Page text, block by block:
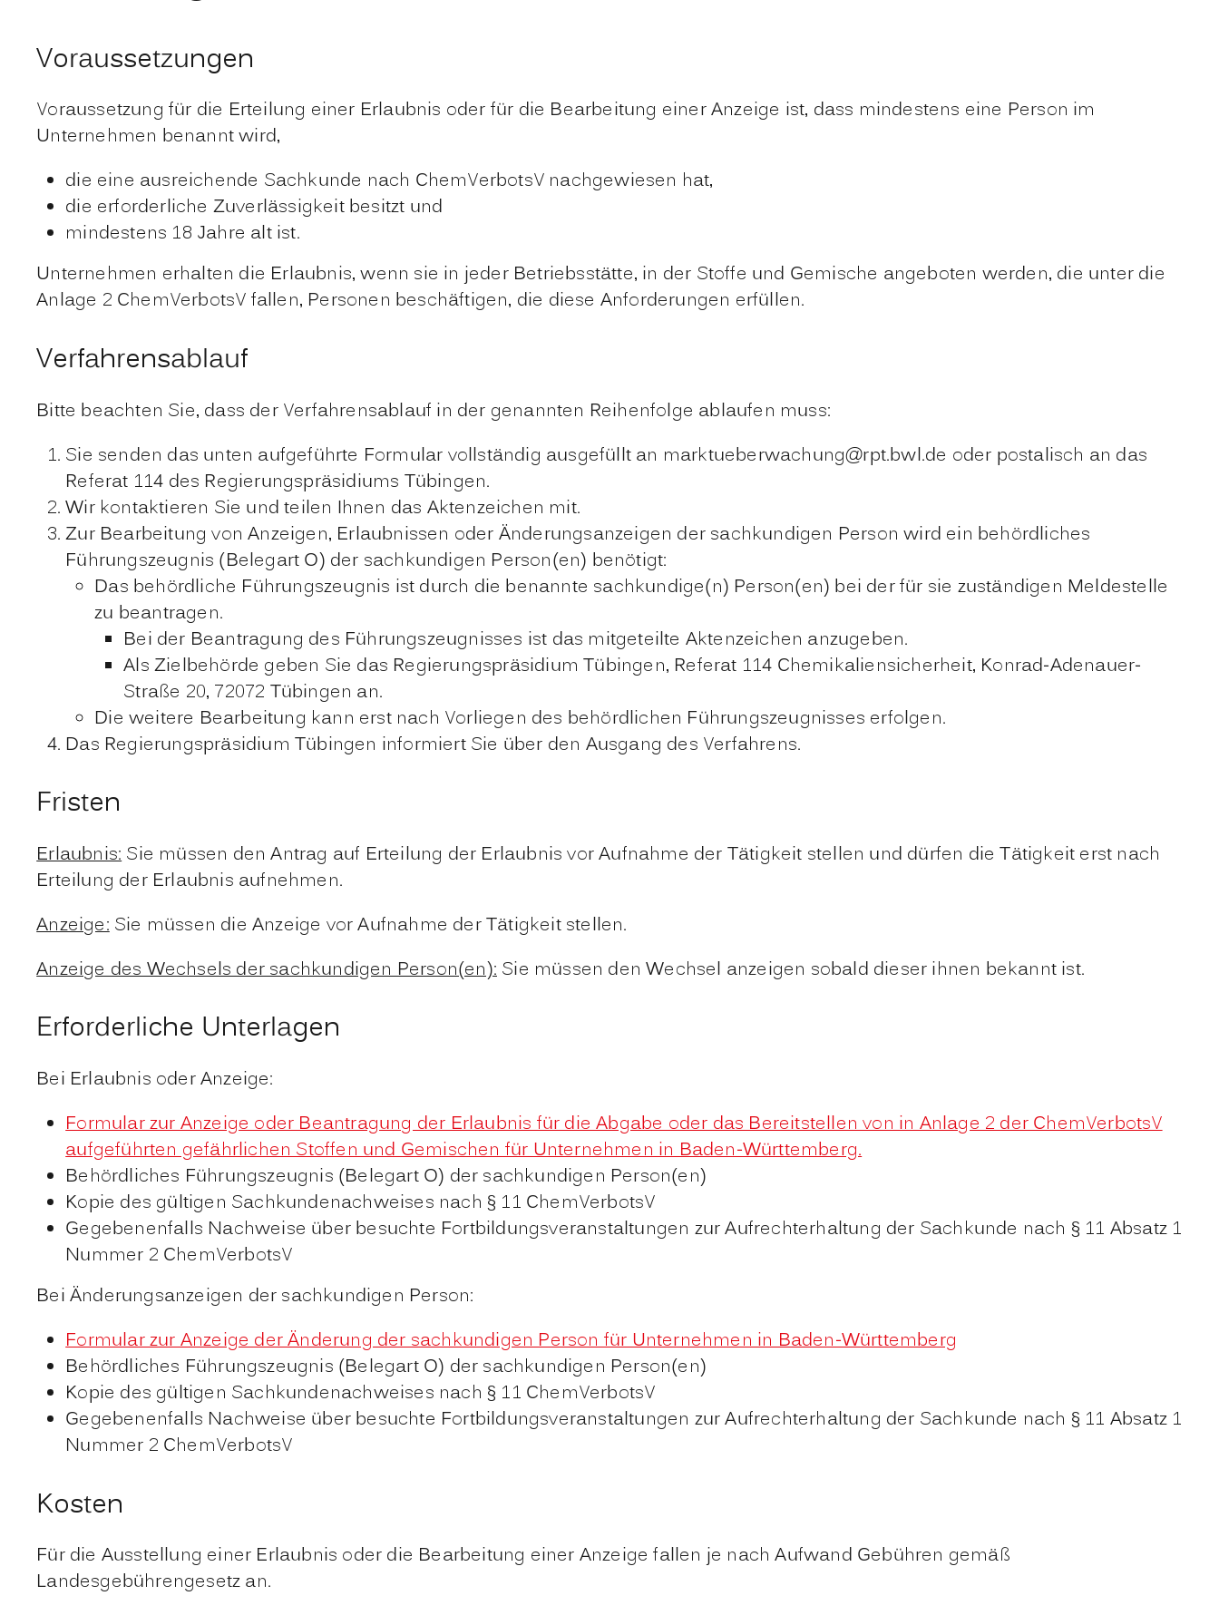
Voraussetzungen
Voraussetzung für die Erteilung einer Erlaubnis oder für die Bearbeitung einer Anzeige ist, dass mindestens eine Person im
Unternehmen benannt wird,
die eine ausreichende Sachkunde nach ChemVerbotsV nachgewiesen hat,
die erforderliche Zuverlässigkeit besitzt und
mindestens 18 Jahre alt ist.
Unternehmen erhalten die Erlaubnis, wenn sie in jeder Betriebsstätte, in der Stoffe und Gemische angeboten werden, die unter die
Anlage 2 ChemVerbotsV fallen, Personen beschäftigen, die diese Anforderungen erfüllen.
Verfahrensablauf
Bitte beachten Sie, dass der Verfahrensablauf in der genannten Reihenfolge ablaufen muss:
Sie senden das unten aufgeführte Formular vollständig ausgefüllt an marktueberwachung@rpt.bwl.de oder postalisch an das
Referat 114 des Regierungspräsidiums Tübingen.
Wir kontaktieren Sie und teilen Ihnen das Aktenzeichen mit.
Zur Bearbeitung von Anzeigen, Erlaubnissen oder Änderungsanzeigen der sachkundigen Person wird ein behördliches
Führungszeugnis (Belegart O) der sachkundigen Person(en) benötigt:
Das behördliche Führungszeugnis ist durch die benannte sachkundige(n) Person(en) bei der für sie zuständigen Meldestelle
zu beantragen.
Bei der Beantragung des Führungszeugnisses ist das mitgeteilte Aktenzeichen anzugeben.
Als Zielbehörde geben Sie das Regierungspräsidium Tübingen, Referat 114 Chemikaliensicherheit, Konrad-Adenauer-
Straße 20, 72072 Tübingen an.
Die weitere Bearbeitung kann erst nach Vorliegen des behördlichen Führungszeugnisses erfolgen.
Das Regierungspräsidium Tübingen informiert Sie über den Ausgang des Verfahrens.
Fristen
Erlaubnis:Sie müssen den Antrag auf Erteilung der Erlaubnis vor Aufnahme der Tätigkeit stellen und dürfen die Tätigkeit erst nach
Erteilung der Erlaubnis aufnehmen.
Anzeige:Sie müssen die Anzeige vor Aufnahme der Tätigkeit stellen.
Anzeige des Wechsels der sachkundigen Person(en): Sie müssen den Wechsel anzeigen sobald dieser ihnen bekannt ist.
Erforderliche Unterlagen
Bei Erlaubnis oder Anzeige:
Formular zur Anzeige oder Beantragung der Erlaubnis für die Abgabe oder das Bereitstellen von in Anlage 2 der ChemVerbotsV
aufgeführten gefährlichen Stoffen und Gemischen für Unternehmen in Baden-Württemberg.
Behördliches Führungszeugnis (Belegart O) der sachkundigen Person(en)
Kopie des gültigen Sachkundenachweises nach § 11 ChemVerbotsV
Gegebenenfalls Nachweise über besuchte Fortbildungsveranstaltungen zur Aufrechterhaltung der Sachkunde nach § 11 Absatz 1
Nummer 2 ChemVerbotsV
Bei Änderungsanzeigen der sachkundigen Person:
Formular zur Anzeige der Änderung der sachkundigen Person für Unternehmen in Baden-Württemberg
Behördliches Führungszeugnis (Belegart O) der sachkundigen Person(en)
Kopie des gültigen Sachkundenachweises nach § 11 ChemVerbotsV
Gegebenenfalls Nachweise über besuchte Fortbildungsveranstaltungen zur Aufrechterhaltung der Sachkunde nach § 11 Absatz 1
Nummer 2 ChemVerbotsV
Kosten
Für die Ausstellung einer Erlaubnis oder die Bearbeitung einer Anzeige fallen je nach Aufwand Gebühren gemäß
Landesgebührengesetz an.